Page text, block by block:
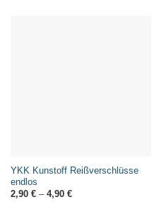
YKK Kunstoff Reißverschlüsse
endlos
2,90 €– 4,90 €